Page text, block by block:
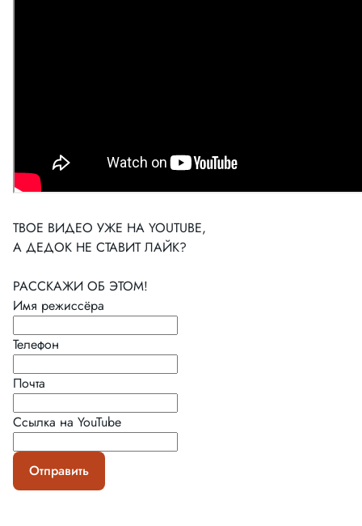
ТВОЕ ВИДЕО УЖЕ НА YOUTUBE,
А ДЕДОК НЕ СТАВИТ ЛАЙК?
РАССКАЖИ ОБ ЭТОМ!
Имя режиссёра
Телефон
Почта
Ссылка на YouTube
Отправить